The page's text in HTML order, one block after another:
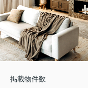
掲載物件数